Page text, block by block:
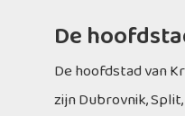
De
De hoofdstad van
zijn Dubrovnik,